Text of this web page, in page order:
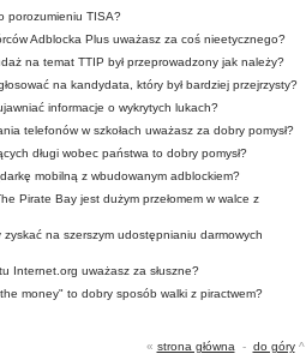
porozumieniu TISA?
Adblocka Plus uważasz za coś nieetycznego?
na temat TTIP był przeprowadzony jak należy?
na kandydata, który był bardziej przejrzysty?
informacje o wykrytych lukach?
telefonów w szkołach uważasz za dobry pomysł?
długi wobec państwa to dobry pomysł?
mobilną z wbudowanym adblockiem?
Pirate Bay jest dużym przełomem w walce z
zyskać na szerszym udostępnianiu darmowych
Internet.org uważasz za słuszne?
money" to dobry sposób walki z piractwem?
« strona główna - do góry^